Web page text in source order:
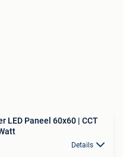
LED Paneel 60x60 | CCT
Details